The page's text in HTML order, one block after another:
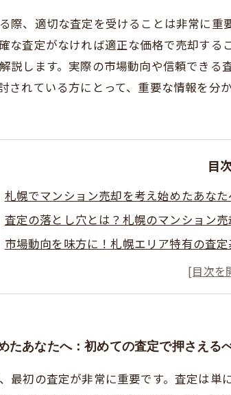
際、適切な査定を受けることは非常に
な査定がなければ適正な価格で売却す
説します。実際の市場動向や信頼でき
されている方にとって、重要な情報を分
目
札幌でマンション売却を考え始めたあな
査定の落とし穴とは？札幌のマンション
市場動向を味方に！札幌エリア特有の査
信頼できる査定を受けるための具体的な
納得のいく価格で売却成功！札幌マンシ
実例紹介：札幌で適正価格でマンションを
たあなたへ：初めての査定で押さえる
最初の査定が非常に重要です。査定は